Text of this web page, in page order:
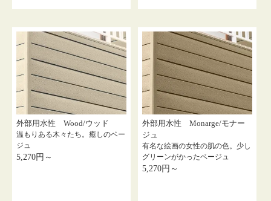
外部用水性 Wood/ウッド
温もりある木々たち。癒しのベー
ジュ
5,270円～
外部用水性 Monarge/モナー
ジュ
有名な絵画の女性の肌の色。少し
グリーンがかったベージュ
5,270円～